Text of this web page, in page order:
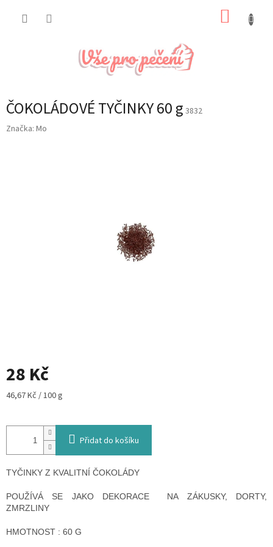
ČOKOLÁDOVÉ TYČINKY 60 g 3832
Značka: Mo
28 Kč
Měrná
46,67 Kč / 100 g
Přidat do košíku
TYČINKY Z KVALITNÍ ČOKOLÁDY
POUŽÍVÁ SE JAKO DEKORACE NA ZÁKUSKY, DORTY,
ZMRZLINY
HMOTNOST : 60 G